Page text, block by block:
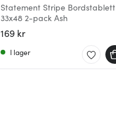
Statement Stripe Bordstablett
33x48 2-pack Ash
169 kr
I lager